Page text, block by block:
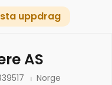
uppdrag
AS
Norge